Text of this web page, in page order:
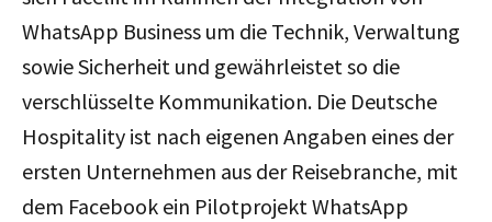
WhatsApp Business um die Technik, Verwaltung
sowie Sicherheit und gewährleistet so die
verschlüsselte Kommunikation. Die Deutsche
Hospitality ist nach eigenen Angaben eines der
ersten Unternehmen aus der Reisebranche, mit
dem Facebook ein Pilotprojekt WhatsApp